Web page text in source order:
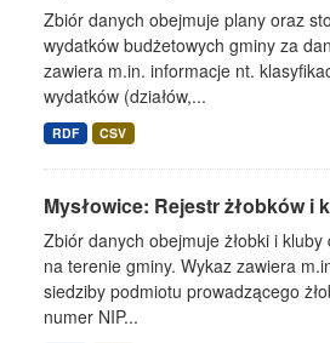
Zbiór danych obejmuje plany oraz
wydatków budżetowych gminy za
zawiera m.in. informacje nt.
wydatków (działów,...
RDF CSV
Mysłowice: Rejestr żłobków i
Zbiór danych obejmuje żłobki i
na terenie gminy. Wykaz zawiera
siedziby podmiotu prowadzącego
numer NIP...